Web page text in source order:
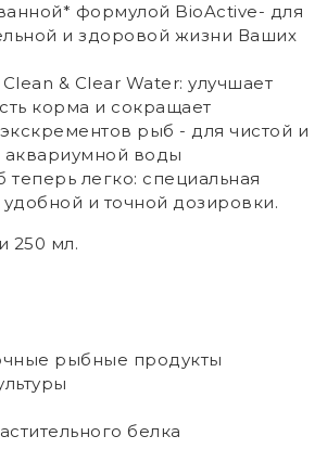
формулой BioActive- для
и здоровой жизни Ваших
& Clear Water: улучшает
корма и сокращает
рыб - для чистой и
аквариумной воды
теперь легко: специальная
и точной дозировки.
250 мл.
рыбные продукты
белка